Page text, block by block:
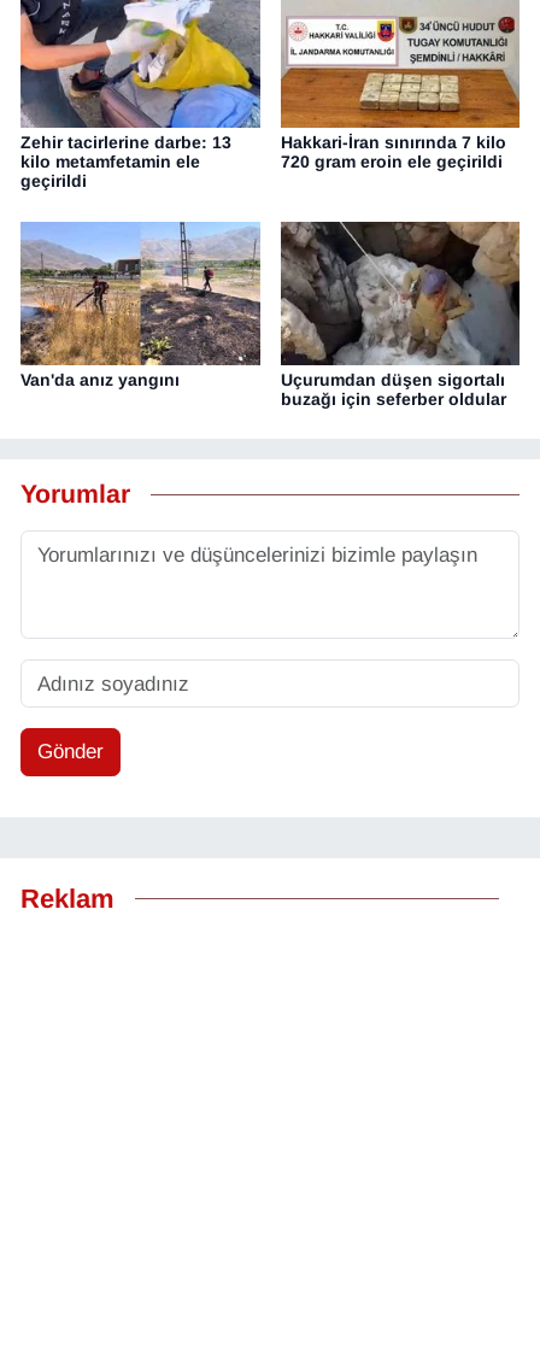
Zehir tacirlerine darbe: 13
kilo metamfetamin ele
geçirildi
Hakkari-İran sınırında 7 kilo
720 gram eroin ele geçirildi
Van'da anız yangını
Uçurumdan düşen sigortalı
buzağı için seferber oldular
Yorumlar
Gönder
Reklam